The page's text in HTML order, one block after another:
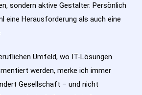
sondern aktive Gestalter. Persönlich
eine Herausforderung als auch eine
Umfeld, wo IT-Lösungen
werden, merke ich immer
Gesellschaft – und nicht